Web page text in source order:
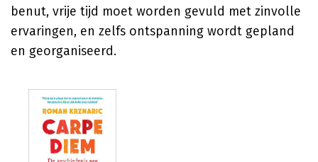
benut, vrije tijd moet worden gevuld met zinvolle
ervaringen, en zelfs ontspanning wordt gepland
en georganiseerd.